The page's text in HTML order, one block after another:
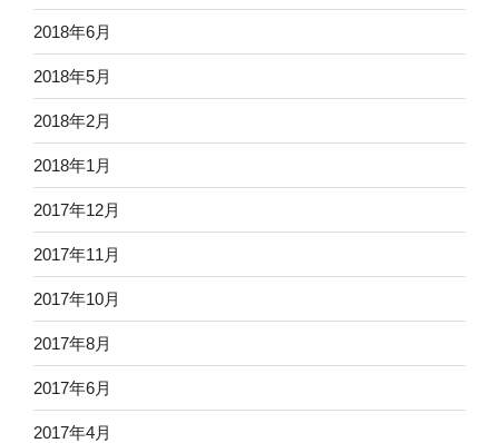
2018年6月
2018年5月
2018年2月
2018年1月
2017年12月
2017年11月
2017年10月
2017年8月
2017年6月
2017年4月